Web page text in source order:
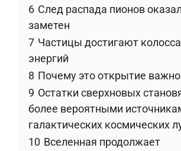
6 След распада пионов
заметен
7 Частицы достигают
энергий
8 Почему это открытие важно
9 Остатки сверхновых
более вероятными
галактических космических
10 Вселенная продолжает